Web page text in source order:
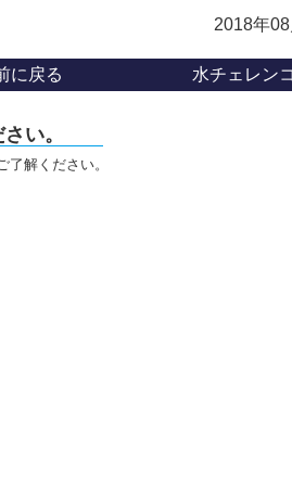
2018年
に戻る 水チェレン
い。
解ください。